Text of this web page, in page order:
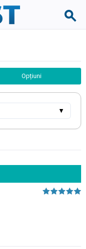
Opțiuni
▼